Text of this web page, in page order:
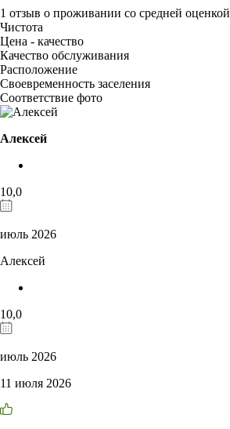
1 отзыв о проживании со средней оценкой
Чистота
Цена - качество
Качество обслуживания
Расположение
Своевременность заселения
Соответствие фото
Алексей
10,0
июль 2026
Алексей
10,0
июль 2026
11 июля 2026